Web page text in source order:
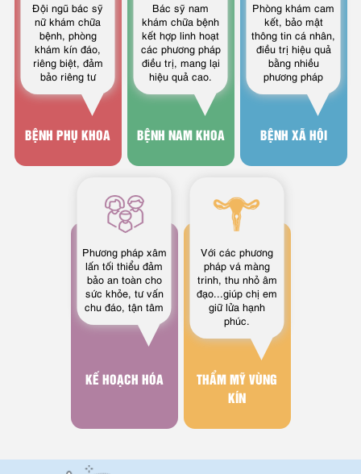
BỆNH PHỤ KHOA
Đội ngũ bác sỹ
nữ khám chữa
bệnh, phòng
khám kín đáo,
riêng biệt, đảm
bảo riêng tư
BỆNH NAM KHOA
Bác sỹ nam
khám chữa bệnh
kết hợp linh hoạt
các phương pháp
điều trị, mang lại
hiệu quả cao.
BỆNH XÃ HỘI
Phòng khám cam
kết, bảo mật
thông tin cá nhân,
điều trị hiệu quả
bằng nhiều
phương pháp
KẾ HOẠCH HÓA
Phương pháp xâm
lấn tối thiểu đảm
bảo an toàn cho
sức khỏe, tư vấn
chu đáo, tận tâm
THẨM MỸ VÙNG
KÍN
Với các phương
pháp vá màng
trinh, thu nhỏ âm
đạo...giúp chị em
giữ lửa hạnh
phúc.